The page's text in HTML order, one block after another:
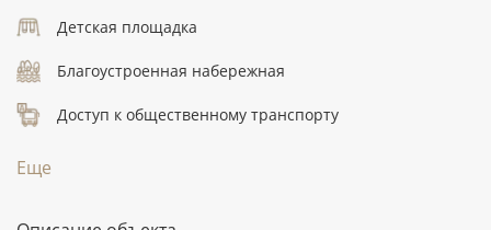
Детская площадка
Благоустроенная набережная
Доступ к общественному транспорту
Еще